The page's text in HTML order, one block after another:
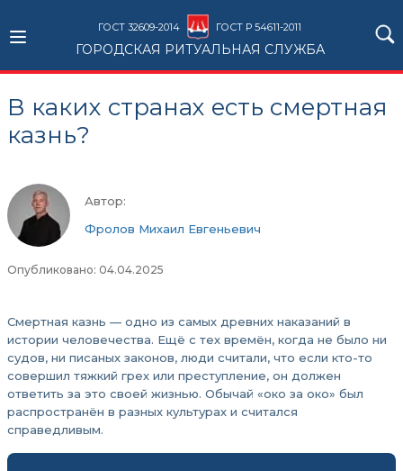
ГОСТ 32609-2014 ГОСТ Р 54611-2011
ГОРОДСКАЯ РИТУАЛЬНАЯ СЛУЖБА
В каких странах есть смертная
казнь?
Автор:
Фролов Михаил Евгеньевич
Опубликовано: 04.04.2025
Смертная казнь — одно из самых древних наказаний в
истории человечества. Ещё с тех времён, когда не было ни
судов, ни писаных законов, люди считали, что если кто-то
совершил тяжкий грех или преступление, он должен
ответить за это своей жизнью. Обычай «око за око» был
распространён в разных культурах и считался
справедливым.